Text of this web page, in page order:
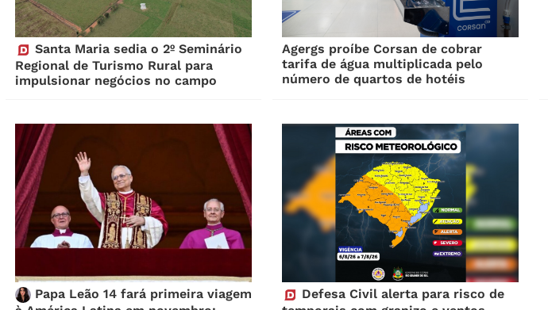
Santa Maria sedia o 2º Seminário
Regional de Turismo Rural para
impulsionar negócios no campo
Agergs proíbe Corsan de cobrar
tarifa de água multiplicada pelo
número de quartos de hotéis
Papa Leão 14 fará primeira viagem
Defesa Civil alerta para risco de